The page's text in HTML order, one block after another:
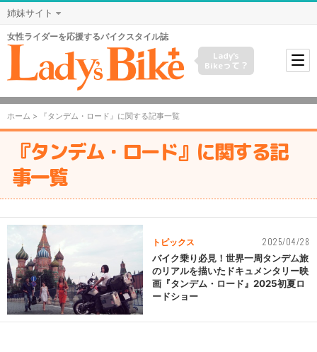
姉妹サイト
女性ライダーを応援するバイクスタイル誌
Lady's
Bikeって？
ホーム > 『タンデム・ロード』に関する記事一覧
『タンデム・ロード』に関する記
事一覧
トピックス 2025/04/28
バイク乗り必見！世界一周タンデム旅
のリアルを描いたドキュメンタリー映
画『タンデム・ロード』2025初夏ロ
ードショー